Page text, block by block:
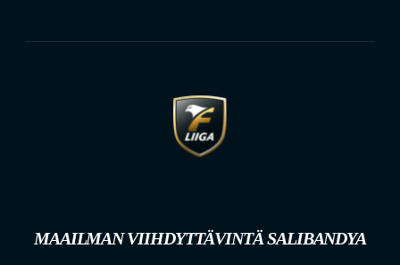
MAAILMAN VIIHDYTTÄVINTÄ SALIBANDYA